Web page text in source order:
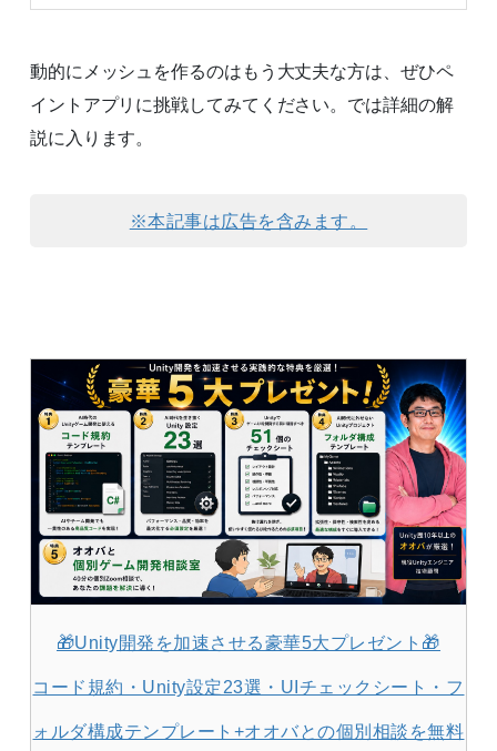
動的にメッシュを作るのはもう大丈夫な方は、ぜひペ
イントアプリに挑戦してみてください。では詳細の解
説に入ります。
※本記事は広告を含みます。
🎁Unity開発を加速させる豪華5大プレゼント🎁
コード規約・Unity設定23選・UIチェックシート・フ
ォルダ構成テンプレート+オオバとの個別相談を無料